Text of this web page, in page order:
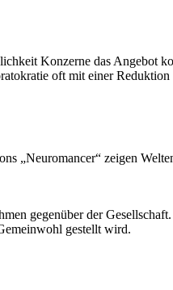
Konzerne das Angebot
oft mit einer Reduktion
„Neuromancer“ zeigen
gegenüber der
gestellt wird.